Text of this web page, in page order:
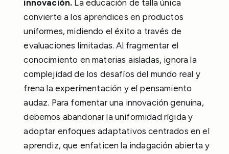
innovación. La educación de talla única
convierte a los aprendices en productos
uniformes, midiendo el éxito a través de
evaluaciones limitadas. Al fragmentar el
conocimiento en materias aisladas, ignora la
complejidad de los desafíos del mundo real y
frena la experimentación y el pensamiento
audaz. Para fomentar una innovación genuina,
debemos abandonar la uniformidad rígida y
adoptar enfoques adaptativos centrados en el
aprendiz, que enfaticen la indagación abierta y